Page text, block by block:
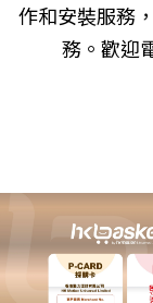
作和安裝服務
務。歡迎